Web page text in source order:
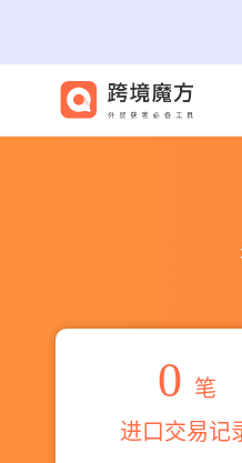
0 笔
进口交易记